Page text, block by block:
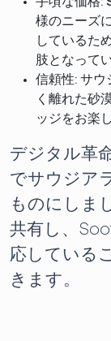
様のニーズ
しているた
肢となって
信頼性: サウ
く離れた砂
ッジをお楽
デジタル革
でサウジア
ものにしま
共有し、
応している
きます。